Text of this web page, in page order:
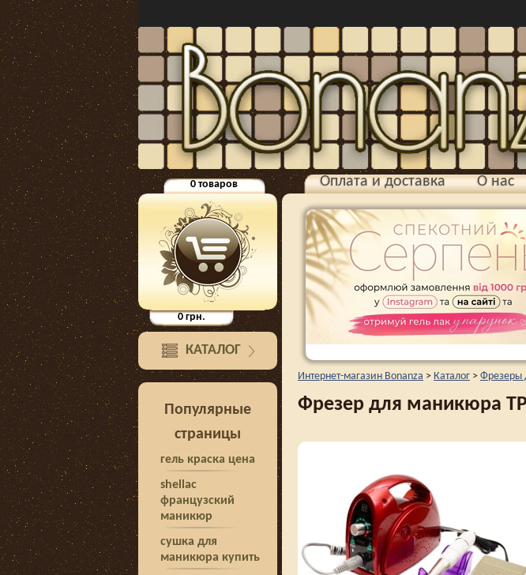
0товаров
0грн.
КАТАЛОГ
Популярные
страницы
гель краска цена
shellac
французский
маникюр
сушка для
маникюра купить
Оплата и доставка О нас
Интернет-магазин Bonanza > Каталог > Фрезеры
Фрезер для маникюра